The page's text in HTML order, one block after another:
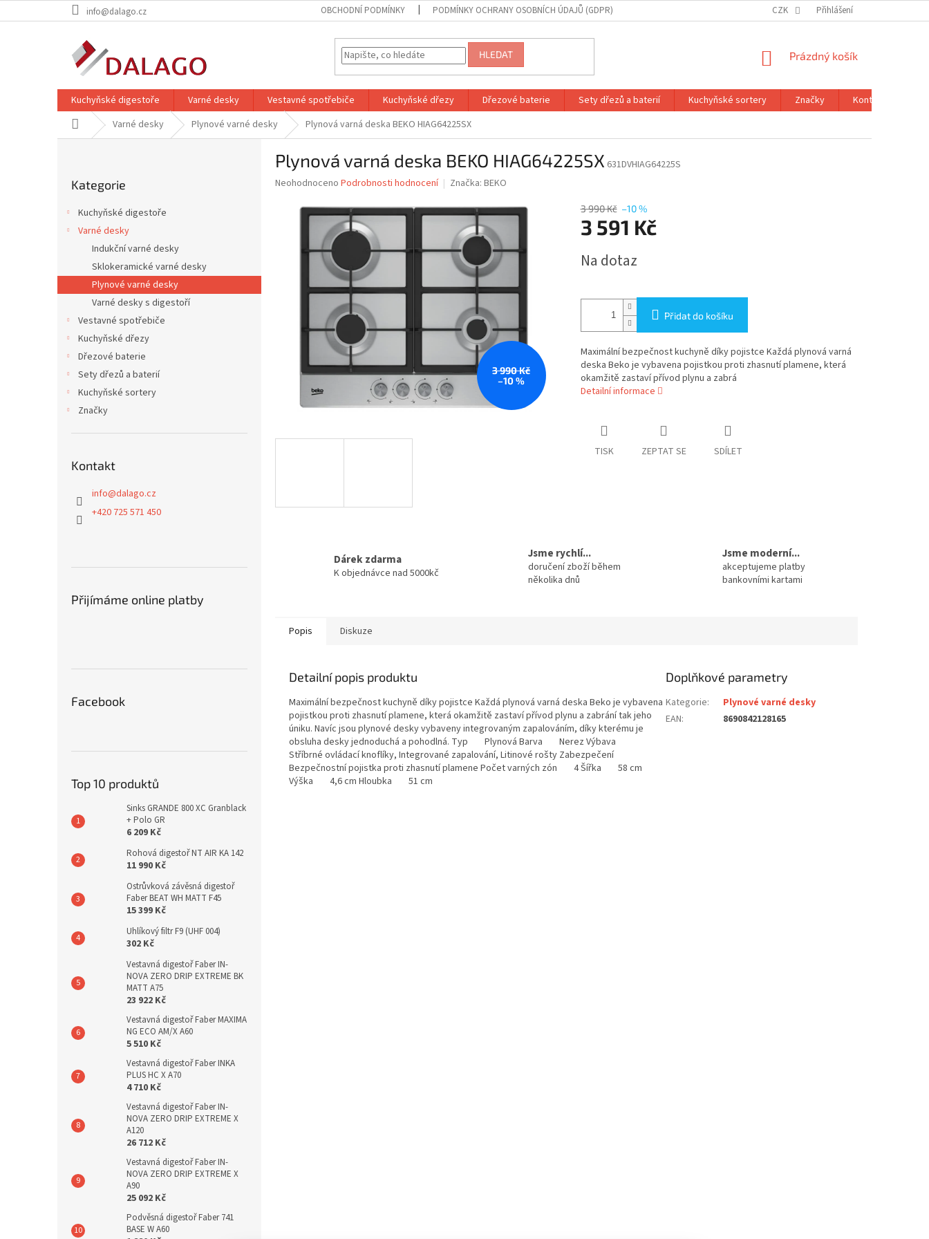
na
info@dalago.cz OBCHODNÍ PODMÍNKY PODMÍNKY OCHRANY OSOBNÍCH ÚDAJŮ (GDPR) CZK Přihlášení
HLEDAT
NÁKUPNÍ
Prázdný košík
Kuchyňské digestoře Varné desky Vestavné spotřebiče Kuchyňské dřezy Dřezové baterie Sety dřezů a baterií Kuchyňské sortery Značky Kontakty
Domů Varné desky Plynové varné desky Plynová varná deska BEKO HIAG64225SX
a
kategorie
Kategorie
Kuchyňské digestoře
Varné desky
Indukční varné desky
Sklokeramické varné desky
Plynové varné desky
Varné desky s digestoří
Vestavné spotřebiče
Kuchyňské dřezy
Dřezové baterie
Sety dřezů a baterií
Kuchyňské sortery
Značky
Kontakt
info@dalago.cz
+420 725 571 450
Přijímáme online platby
Facebook
Top 10 produktů
Sinks GRANDE 800 XC Granblack
+ Polo GR
6 209 Kč
Rohová digestoř NT AIR KA 142
11 990 Kč
Ostrůvková závěsná digestoř
Faber BEAT WH MATT F45
15 399 Kč
Uhlíkový filtr F9 (UHF 004)
302 Kč
Vestavná digestoř Faber IN-
NOVA ZERO DRIP EXTREME BK
MATT A75
23 922 Kč
Vestavná digestoř Faber MAXIMA
NG ECO AM/X A60
5 510 Kč
Vestavná digestoř Faber INKA
PLUS HC X A70
4 710 Kč
Vestavná digestoř Faber IN-
NOVA ZERO DRIP EXTREME X
A120
26 712 Kč
Vestavná digestoř Faber IN-
NOVA ZERO DRIP EXTREME X
A90
25 092 Kč
Podvěsná digestoř Faber 741
BASE W A60
Plynová varná deska BEKO HIAG64225SX 631DVHIAG64225S
Průměrné
produktu
Neohodnoceno Podrobnosti hodnocení Značka: BEKO
3 990 Kč
–10 %
3 990 Kč –10 %
3 591 Kč
cena:
Na dotaz
Přidat do košíku
Maximální bezpečnost kuchyně díky pojistce Každá plynová varná
deska Beko je vybavena pojistkou proti zhasnutí plamene, která
okamžitě zastaví přívod plynu a zabrá
Detailní informace
TISK ZEPTAT SE SDÍLET
Dárek zdarma
K objednávce nad 5000kč
Jsme rychlí...
doručení zboží během
několika dnů
Jsme moderní...
akceptujeme platby
bankovními kartami
Popis Diskuze
Detailní popis produktu
Maximální bezpečnost kuchyně díky pojistce Každá plynová varná deska Beko je vybavena
pojistkou proti zhasnutí plamene, která okamžitě zastaví přívod plynu a zabrání tak jeho
úniku. Navíc jsou plynové desky vybaveny integrovaným zapalováním, díky kterému je
obsluha desky jednoduchá a pohodlná. Typ Plynová Barva Nerez Výbava
Stříbrné ovládací knoflíky, Integrované zapalování, Litinové rošty Zabezpečení
Bezpečnostní pojistka proti zhasnutí plamene Počet varných zón 4 Šířka 58 cm
Výška 4,6 cm Hloubka 51 cm
Doplňkové parametry
Kategorie:
Plynové varné desky
EAN: 8690842128165